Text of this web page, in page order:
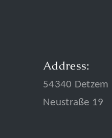
Address:
54340 Detzem
Neustraße 19